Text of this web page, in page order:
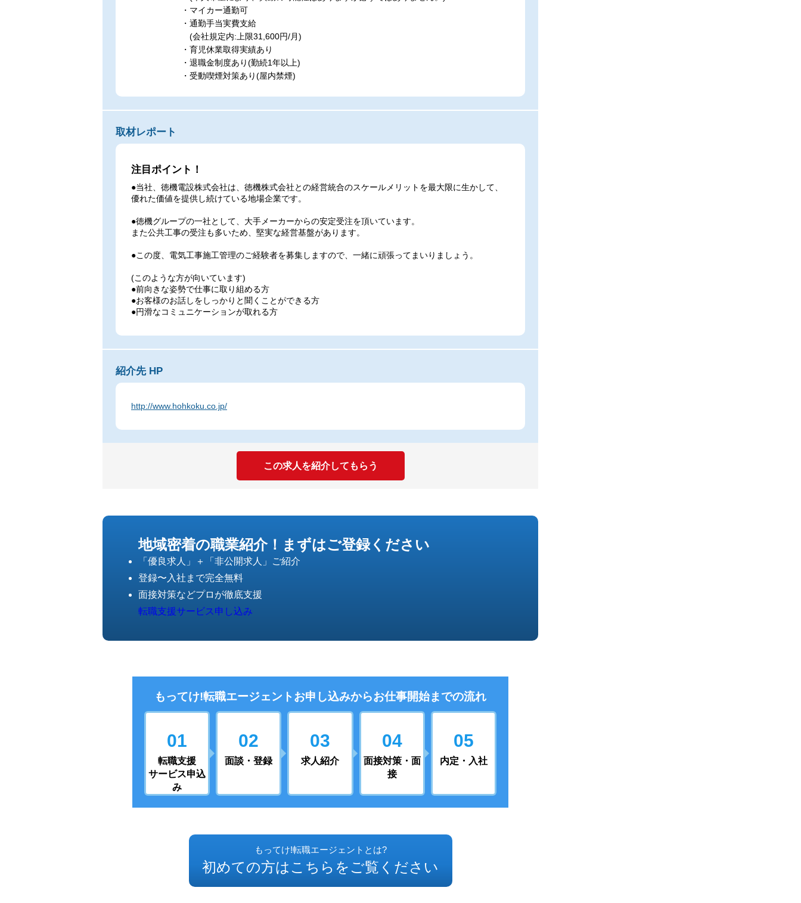
・マイカー通勤可
・通勤手当実費支給
(会社規定内:上限31,600円/月)
・育児休業取得実績あり
・退職金制度あり(勤続1年以上)
・受動喫煙対策あり(屋内禁煙)
取材レポート
注目ポイント！
●当社、徳機電設株式会社は、徳機株式会社との経営統合のスケールメリットを最大限に生かして、
優れた価値を提供し続けている地場企業です。
●徳機グループの一社として、大手メーカーからの安定受注を頂いています。
また公共工事の受注も多いため、堅実な経営基盤があります。
●この度、電気工事施工管理のご経験者を募集しますので、一緒に頑張ってまいりましょう。
(このような方が向いています)
●前向きな姿勢で仕事に取り組める方
●お客様のお話しをしっかりと聞くことができる方
●円滑なコミュニケーションが取れる方
紹介先 HP
http://www.hohkoku.co.jp/
この求人を紹介してもらう
地域密着の職業紹介！ まずはご登録ください
「優良求人」＋「非公開求人」ご紹介
登録〜入社まで完全無料
面接対策などプロが徹底支援
転職支援サービス申し込み
もってけ!転職エージェントお申し込みからお仕事開始までの流れ
01
転職支援
サービス申込
み
02
面談・登録
03
求人紹介
04
面接対策・面
接
05
内定・入社
もってけ!転職エージェントとは?
初めての方はこちらをご覧ください